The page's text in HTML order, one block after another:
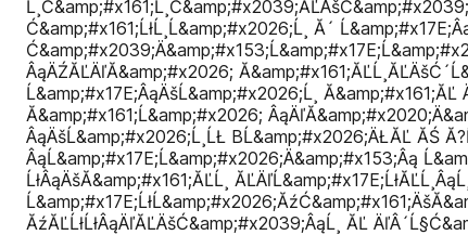
Ć&amp;#x161;ĹłĹ¸Ĺ&amp;#x2026;Ĺ¸ Ă´
ÂąÄŹĂĽÄľĂ&amp;#x2026;
Ĺ&amp;#x17E;ÂąÄšĹ&amp;#x2026;Ĺ¸
Ă&amp;#x161;Ĺ&amp;#x2026;
ÂąÄšĹ&amp;#x2026;Ĺ¸ĹŁ BĹ&amp;#x2026;ÄŁĂĽ ĂŚ
ÂąĹ&amp;#x17E;Ĺ&amp;#x2026;Ä&amp;#x153;Âą
ĹłÂąÄšĂ&amp;#x161;ĂĽĹ¸
ĂźĂĽĹłĹłÂąÄľĂĽÄšĆ&amp;#x2039;ÂąĹ¸ ĂĽ